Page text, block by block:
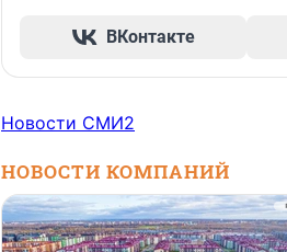
ВКонтакте
Новости СМИ2
НОВОСТИ КОМПАНИЙ